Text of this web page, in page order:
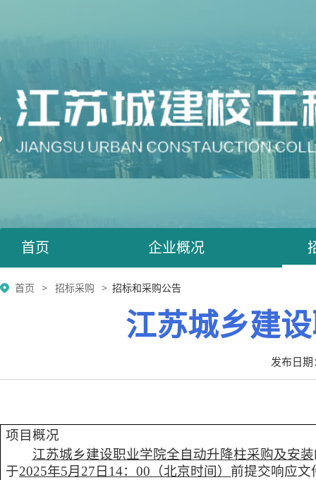
首页 企业概况
首页 招标采购 招标和采购公告
江苏城乡建
发布日
项目概况
江苏城乡建设职业学院全自动升降柱采购及安装
于2025年5月 27 日 14：00 （北京时间） 前提交响应文